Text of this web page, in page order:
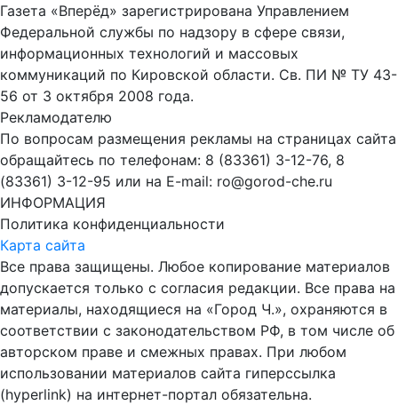
Газета «Вперёд» зарегистрирована Управлением
Федеральной службы по надзору в сфере связи,
информационных технологий и массовых
коммуникаций по Кировской области. Св. ПИ № ТУ 43-
56 от 3 октября 2008 года.
Рекламодателю
По вопросам размещения рекламы на страницах сайта
обращайтесь по телефонам: 8 (83361) 3-12-76, 8
(83361) 3-12-95 или на E-mail: ro@gorod-che.ru
ИНФОРМАЦИЯ
Политика конфиденциальности
Карта сайта
Все права защищены. Любое копирование материалов
допускается только с согласия редакции. Все права на
материалы, находящиеся на «Город Ч.», охраняются в
соответствии с законодательством РФ, в том числе об
авторском праве и смежных правах. При любом
использовании материалов сайта гиперссылка
(hyperlink) на интернет-портал обязательна.